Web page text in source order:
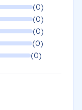
(0)
(0)
(0)
(0)
(0)